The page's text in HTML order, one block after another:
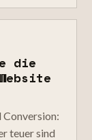
die
Conversion:
teuer sind